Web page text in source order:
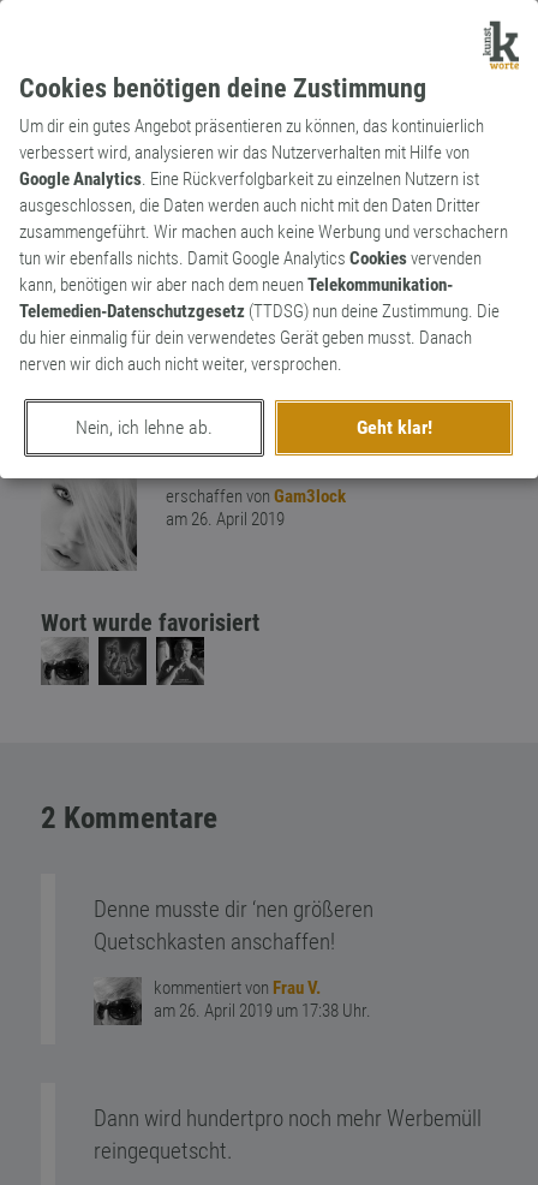
Cookies benötigen deine Zustimmung
Um dir ein gutes Angebot präsentieren zu können, das kontinuierlich
verbessert wird, analysieren wir das Nutzerverhalten mit Hilfe von
Google Analytics. Eine Rückverfolgbarkeit zu einzelnen Nutzern ist
ausgeschlossen, die Daten werden auch nicht mit den Daten Dritter
zusammengeführt. Wir machen auch keine Werbung und verschachern
tun wir ebenfalls nichts. Damit Google Analytics Cookiesvervenden
kann, benötigen wir aber nach dem neuenTelekommunikation-
Telemedien-Datenschutzgesetz (TTDSG) nun deine Zustimmung. Die
du hier einmalig für dein verwendetes Gerät geben musst. Danach
nerven wir dich auch nicht weiter, versprochen.
Nein, ich lehne ab. Geht klar!
Kunstwort
Substantiv
Quetschpost
Die verkackten Werbeprospekte, die den
Briefkasten so verstopfen, dass die richtige
Post nicht mehr reinpast. „Nehmen Sie Ihre
erwarte wichtige Sendungen!“
erschaffen von Gam3lock
am 26. April 2019
Wort wurde favorisiert
2 Kommentare
Denne musste dir ‘nen größeren
Quetschkasten anschaffen!
kommentiert von Frau V.
am 26. April 2019 um 17:38 Uhr.
Dann wird hundertpro noch mehr Werbemüll
reingequetscht.